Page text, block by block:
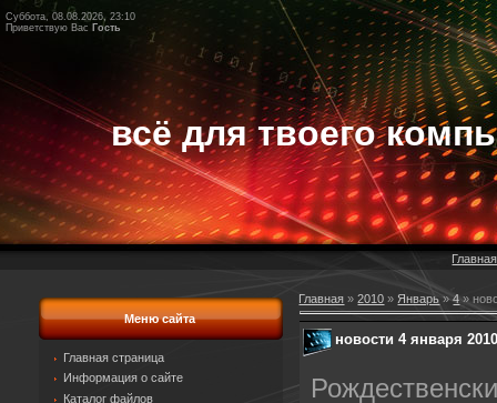
Суббота, 08.08.2026, 23:10
Приветствую Вас Гость
всё для твоего
Главная
Меню сайта
Главная страница
Информация о сайте
Каталог файлов
Главная »2010 » Январь » 4»
новости 4 января